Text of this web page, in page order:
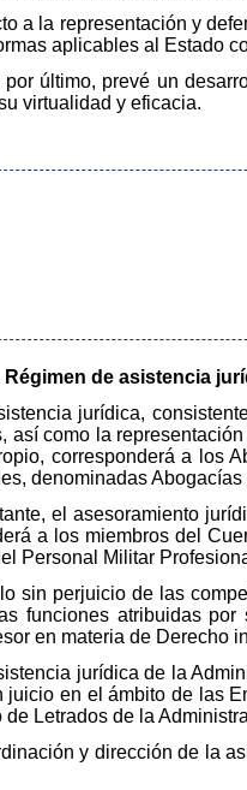
a la representación y
aplicables al Estado
por último, prevé un
virtualidad y eficacia.
de asistencia
jurídica,
así como la
corresponderá a los
denominadas Abogacías
el asesoramiento
a los miembros del
Personal Militar
sin perjuicio de las
funciones atribuidas
en materia de Derecho
jurídica de la
juicio en el ámbito de las
de Letrados de la
y dirección de la